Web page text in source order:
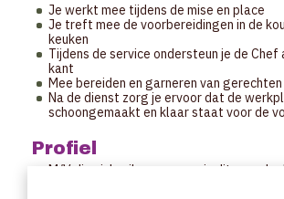
Je werkt mee tijdens de mise en place
Je treft mee de voorbereidingen in de
keuken
Tijdens de service ondersteun je de Chef
kant
Mee bereiden en garneren van gerechten
Na de dienst zorg je ervoor dat de
schoongemaakt en klaar staat voor de
Profiel
M/V die zich wil engageren in dit